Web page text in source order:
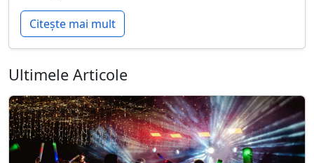
Citește mai mult
Ultimele Articole